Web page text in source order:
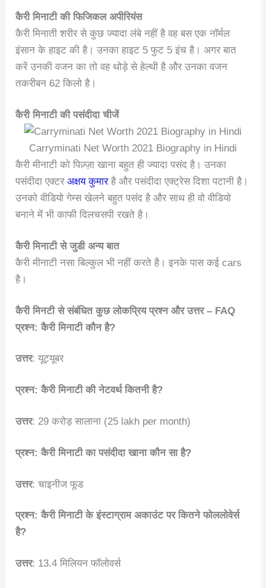
कैरी मिनाटी की फिजिकल अपीरियंस
कैरी मिनाती शरीर से कुछ ज्यादा लंबे नहीं है वह बस एक नॉर्मल
इंसान के हाइट की है। उनका हाइट 5 फुट 5 इंच है। अगर बात
करें उनकी वजन का तो वह थोड़े से हेल्थी है और उनका वजन
तकरीबन 62 किलो है।
कैरी मिनाटी की पसंदीदा चीजें
Carryminati Net Worth 2021 Biography in Hindi
कैरी मीनाटी को पिज़्ज़ा खाना बहुत ही ज्यादा पसंद है। उनका
पसंदीदा एक्टरअक्षय कुमारहै और पसंदीदा एक्ट्रेस दिशा पटानी है।
उनको वीडियो गेम्स खेलने बहुत पसंद है और साथ ही वो वीडियो
बनाने में भी काफी दिलचसपी रखते है।
कैरी मिनाटी से जुडी अन्य बात
कैरी मीनाटी नसा बिल्कुल भी नहीं करते है। इनके पास कई cars
है।
कैरी मिनटी से संबंधित कुछ लोकप्रिय प्रश्न और उत्तर – FAQ
प्रश्न: कैरी मिनाटी कौन है?
उत्तर: यूट्यूबर
प्रश्न: कैरी मिनाटी की नेटवर्थ कितनी है?
उत्तर: 29 करोड़ सालाना (25 lakh per month)
प्रश्न: कैरी मिनाटी का पसंदीदा खाना कौन सा है?
उत्तर: चाइनीज फूड
प्रश्न: कैरी मिनाटी के इंस्टाग्राम अकाउंट पर कितने फोललोवेर्स
है?
उत्तर: 13.4 मिलियन फॉलोवर्स